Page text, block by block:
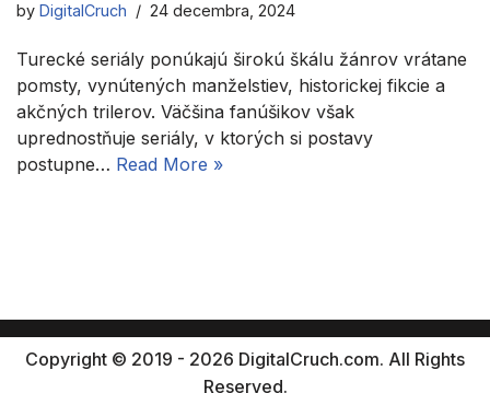
by DigitalCruch 24 decembra, 2024
Turecké seriály ponúkajú širokú škálu žánrov vrátane
pomsty, vynútených manželstiev, historickej fikcie a
akčných trilerov. Väčšina fanúšikov však
uprednostňuje seriály, v ktorých si postavy
postupne… Read More »
Copyright © 2019 - 2026 DigitalCruch.com. All Rights
Reserved.